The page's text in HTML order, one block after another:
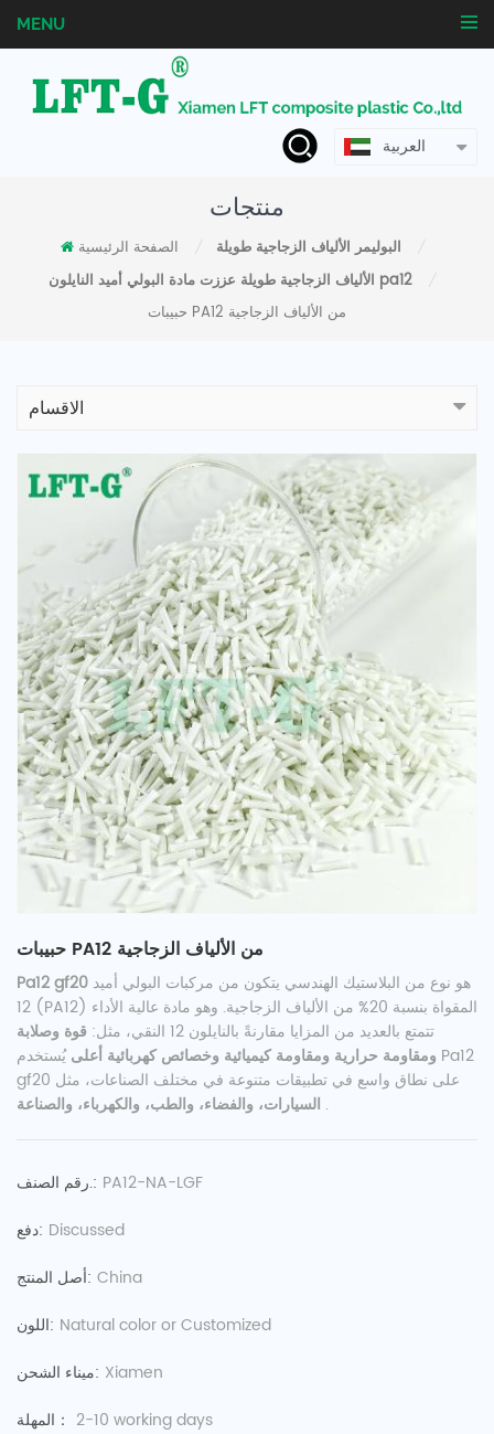
MENU
العربية
منتجات
الصفحة الرئيسية البوليمر الألياف الزجاجية طويلة
الألياف الزجاجية طويلة عززت مادة البولي أميد النايلون pa12
حبيبات PA12 من الألياف الزجاجية
الاقسام
حبيبات PA12 من الألياف الزجاجية
Pa12 gf20 هو نوع من البلاستيك الهندسي يتكون من مركبات البولي أميد
12 (PA12) المقواة بنسبة 20% من الألياف الزجاجية. وهو مادة عالية الأداء
تتمتع بالعديد من المزايا مقارنةً بالنايلون 12 النقي، مثل:
قوة وصلابة
ومقاومة حرارية ومقاومة كيميائية وخصائص كهربائية أعلىيُستخدم Pa12
gf20 على نطاق واسع في تطبيقات متنوعة في مختلف الصناعات، مثل
.
رقم الصنف.: PA12-NA-LGF
دفع: Discussed
أصل المنتج: China
اللون: Natural color or Customized
ميناء الشحن: Xiamen
المهلة： 2-10 working days